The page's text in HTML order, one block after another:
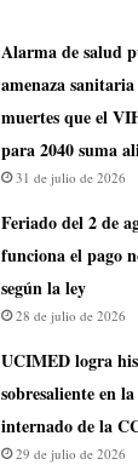
​Alarma de salud
amenaza
muertes que el
para 2040 suma
31 de julio de 2026
Feriado del 2 de
funciona el pago
según la ley
28 de julio de 2026
UCIMED logra
sobresaliente en
internado de la
29 de julio de 2026